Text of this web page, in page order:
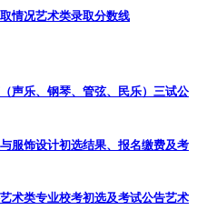
情况艺术类录取分数线
声乐、钢琴、管弦、民乐）三试公
服饰设计初选结果、报名缴费及考
术类专业校考初选及考试公告艺术